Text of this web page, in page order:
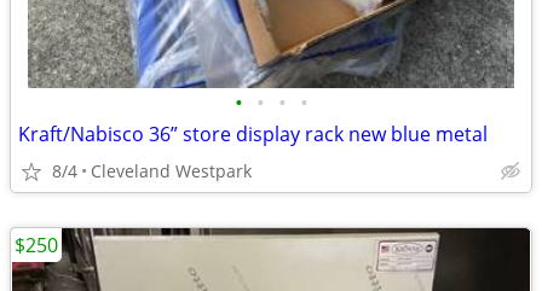
• • • •
Kraft/Nabisco 36” store display rack new blue metal
8/4 Cleveland Westpark
$250